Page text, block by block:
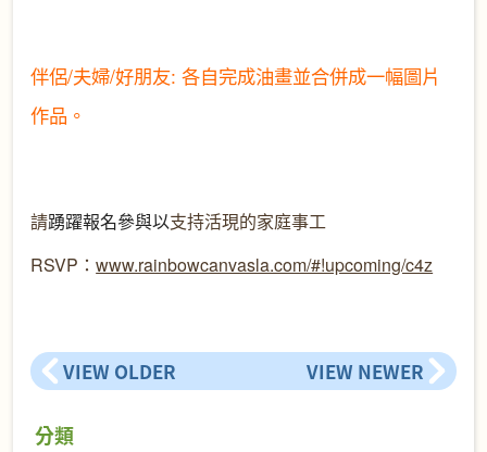
伴侶/夫婦/好朋友:各自完成油畫並合併成一幅圖片
作品。
請踴躍報名參與以支持活現的家庭事工
RSVP ：www.rainbowcanvasla.com/#!upcoming/c4z
VIEW OLDER VIEW NEWER
分類